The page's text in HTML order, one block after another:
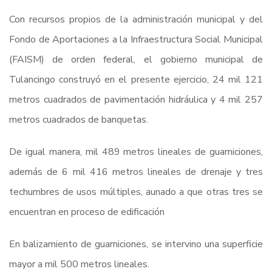
Con recursos propios de la administración municipal y del
Fondo de Aportaciones a la Infraestructura Social Municipal
(FAISM) de orden federal, el gobierno municipal de
Tulancingo construyó en el presente ejercicio, 24 mil 121
metros cuadrados de pavimentación hidráulica y 4 mil 257
metros cuadrados de banquetas.
De igual manera, mil 489 metros lineales de guarniciones,
además de 6 mil 416 metros lineales de drenaje y tres
techumbres de usos múltiples, aunado a que otras tres se
encuentran en proceso de edificación
En balizamiento de guarniciones, se intervino una superficie
mayor a mil 500 metros lineales.